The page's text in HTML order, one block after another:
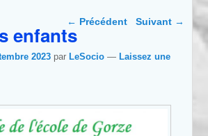
Parcourir les articles
← Précédent Suivant →
enfants
2023 parLeSocio —Laissez une